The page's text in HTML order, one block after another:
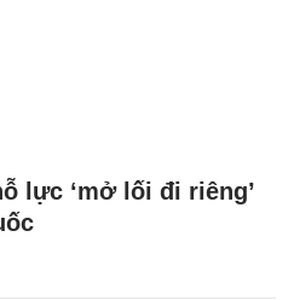
lực ‘mở lối đi riêng’